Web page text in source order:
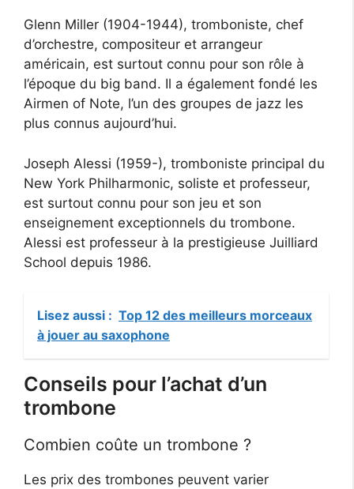
Glenn Miller (1904-1944), tromboniste, chef
d’orchestre, compositeur et arrangeur
américain, est surtout connu pour son rôle à
l’époque du big band. Il a également fondé les
Airmen of Note, l’un des groupes de jazz les
plus connus aujourd’hui.
Joseph Alessi (1959-), tromboniste principal du
New York Philharmonic, soliste et professeur,
est surtout connu pour son jeu et son
enseignement exceptionnels du trombone.
Alessi est professeur à la prestigieuse Juilliard
School depuis 1986.
Lisez aussi : Top 12 des meilleurs morceaux
à jouer au saxophone
Conseils pour l’achat d’un
trombone
Combien coûte un trombone ?
Les prix des trombones peuvent varier